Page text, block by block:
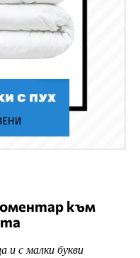
към
и с малки букви